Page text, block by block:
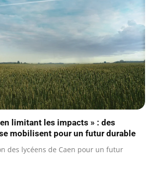
limitant les impacts » : des
se mobilisent pour un futur durable
des lycéens de Caen pour un futur